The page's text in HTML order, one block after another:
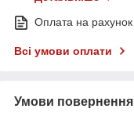
Оплата на рахунок
Всі умови оплати
Умови повернення